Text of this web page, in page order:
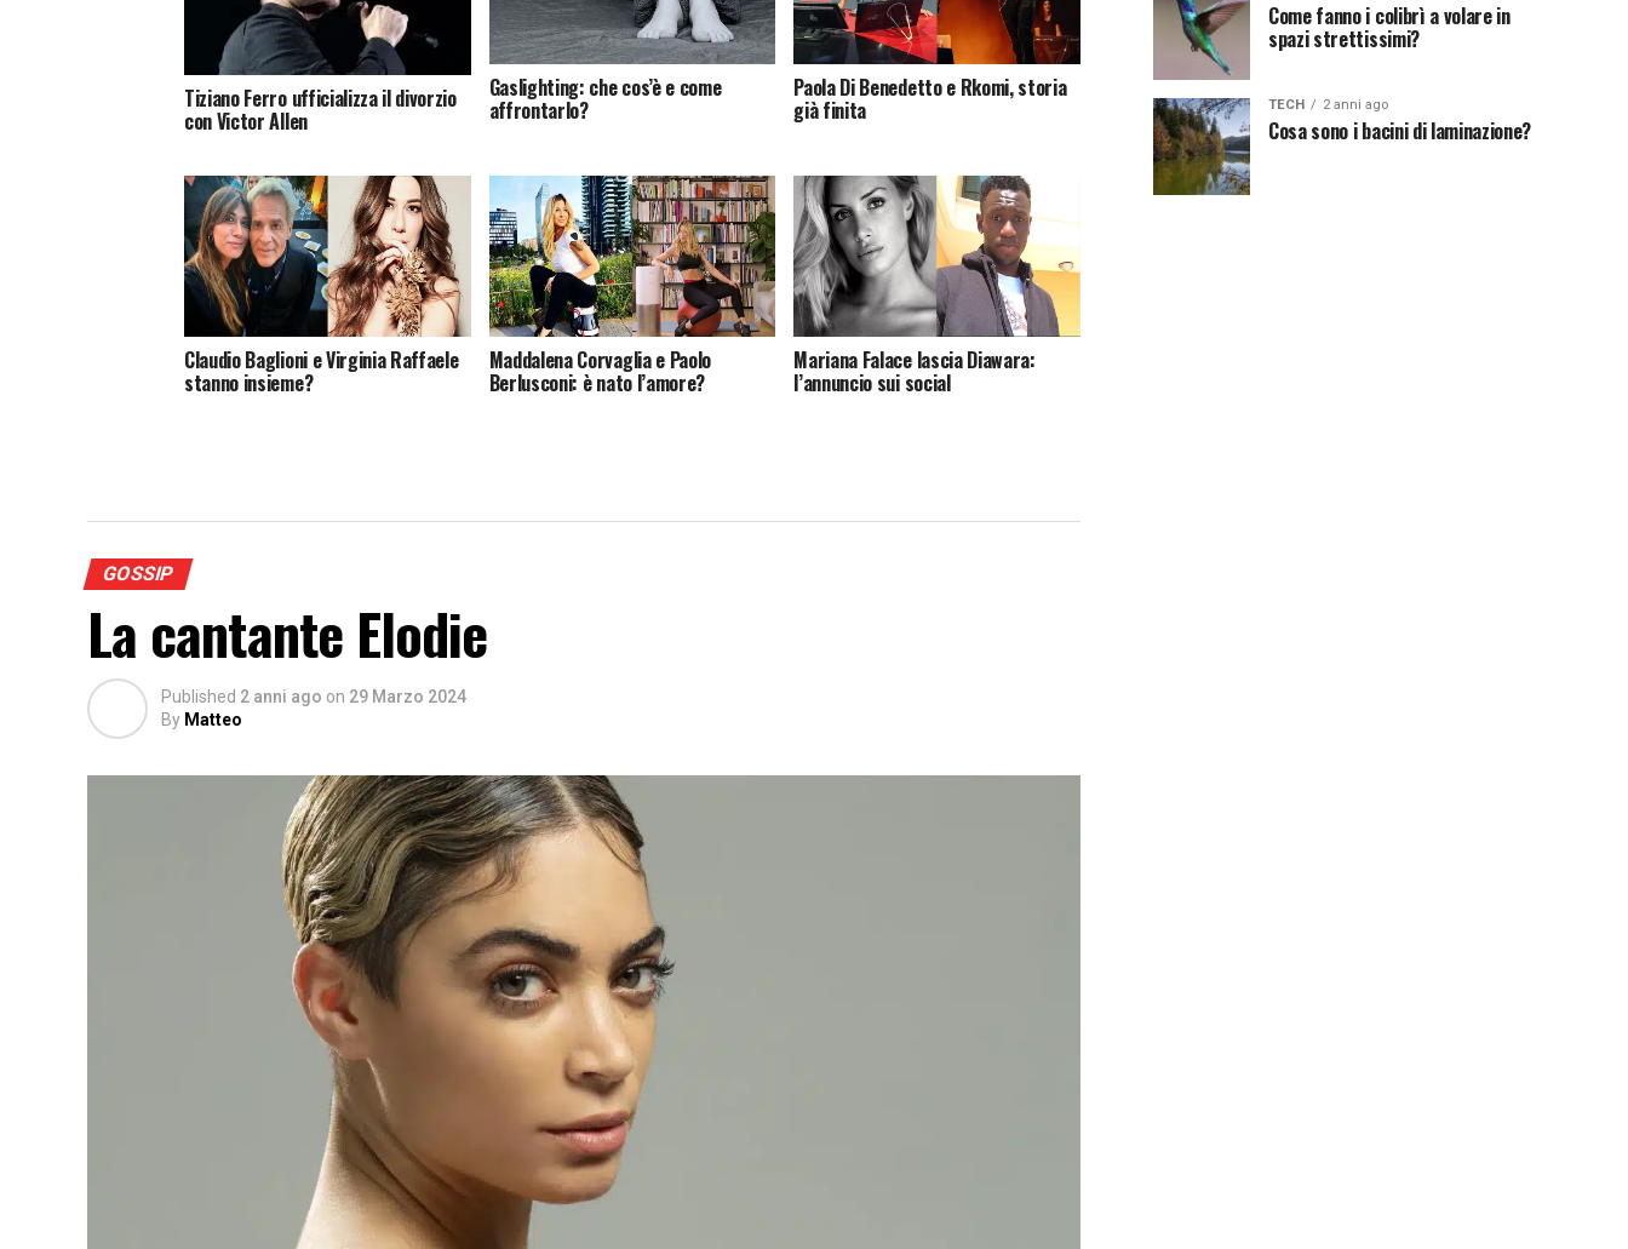
Tiziano Ferro ufficializza il divorzio
con Victor Allen
Gaslighting: che cos’è e come
affrontarlo?
Paola Di Benedetto e Rkomi, storia
già finita
Claudio Baglioni e Virginia Raffaele
stanno insieme?
Maddalena Corvaglia e Paolo
Berlusconi: è nato l’amore?
Mariana Falace lascia Diawara:
l’annuncio sui social
GOSSIP
La cantante Elodie
Published 2 anni ago on 29 Marzo 2024
By Matteo
Come fanno i colibrì a volare in
spazi strettissimi?
TECH 2 anni ago
Cosa sono i bacini di laminazione?